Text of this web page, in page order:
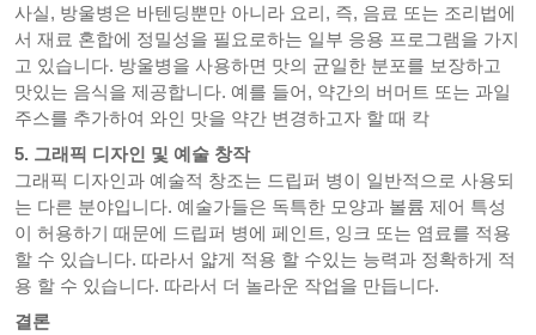
사실, 방울병은 바텐딩뿐만 아니라 요리, 즉, 음료 또는 조리법에
서 재료 혼합에 정밀성을 필요로하는 일부 응용 프로그램을 가지
고 있습니다. 방울병을 사용하면 맛의 균일한 분포를 보장하고
맛있는 음식을 제공합니다. 예를 들어, 약간의 버머트 또는 과일
주스를 추가하여 와인 맛을 약간 변경하고자 할 때 칵
5. 그래픽 디자인 및 예술 창작
그래픽 디자인과 예술적 창조는 드립퍼 병이 일반적으로 사용되
는 다른 분야입니다. 예술가들은 독특한 모양과 볼륨 제어 특성
이 허용하기 때문에 드립퍼 병에 페인트, 잉크 또는 염료를 적용
할 수 있습니다. 따라서 얇게 적용 할 수있는 능력과 정확하게 적
용 할 수 있습니다. 따라서 더 놀라운 작업을 만듭니다.
결론